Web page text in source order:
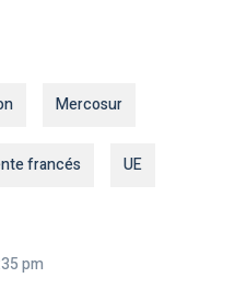
Mercosur
francés UE
pm